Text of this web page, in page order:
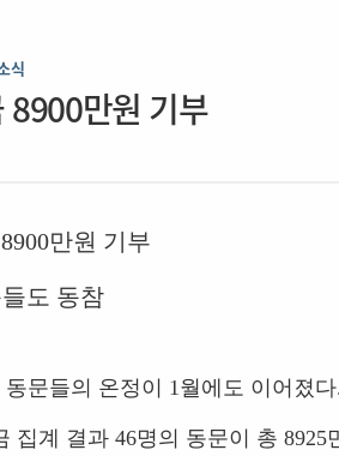
식
8900만원 기부
8900만원 기부
도 동참
문들의 온정이 1월에도 이어졌다
집계 결과 46명의 동문이 총 8925